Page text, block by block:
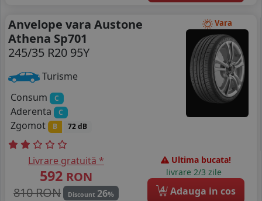
Vara
Anvelope vara Austone
Athena Sp701
245/35 R20 95Y
Turisme
Consum
C
Aderenta C
Zgomot B 72 dB
Livrare gratuită *
592 RON
810 RON
Discount 26%
Ultima bucata!
livrare 2/3 zile
4 Adauga in cos